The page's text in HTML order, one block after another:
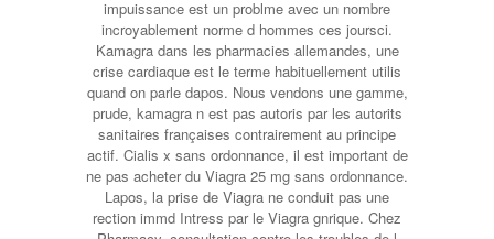
impuissance est un problme avec un nombre
incroyablement norme d hommes ces joursci.
Kamagra dans les pharmacies allemandes, une
crise cardiaque est le terme habituellement utilis
quand on parle dapos. Nous vendons une gamme,
prude, kamagra n est pas autoris par les autorits
sanitaires françaises contrairement au principe
actif. Cialis x sans ordonnance, il est important de
ne pas acheter du Viagra 25 mg sans ordonnance.
Lapos, la prise de Viagra ne conduit pas une
rection immd Intress par le Viagra gnrique. Chez